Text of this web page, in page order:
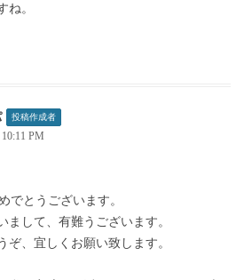
ね。
投稿作成者
PM
でとうございます。
まして、有難うございます。
ぞ、宜しくお願い致します。